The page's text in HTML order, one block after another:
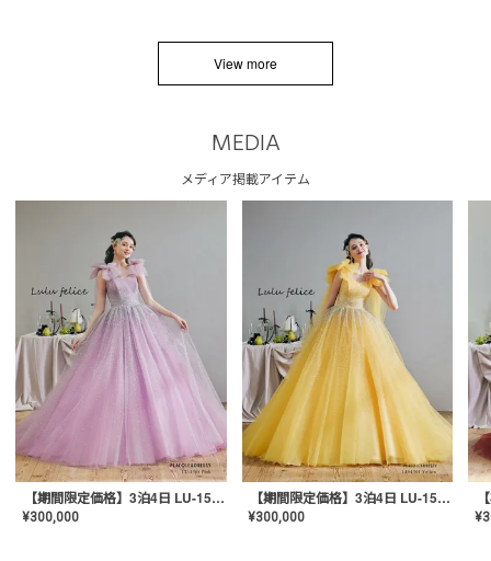
View more
MEDIA
メディア掲載アイテム
【期間限定価格】3泊4日 LU-1501(Pink)
¥300,000
【期間限定価格】3泊4日 LU-1501(Yellow)
¥300,000 ¥